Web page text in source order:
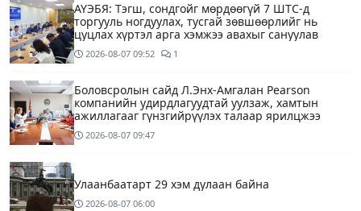
АҮЭБЯ: Тэгш, сондгойг мөрдөөгүй 7 ШТС-д
торгууль ногдуулах, тусгай зөвшөөрлийг нь
цуцлах хүртэл арга хэмжээ авахыг сануулав
2026-08-07 09:52 1
Боловсролын сайд Л.Энх-Амгалан Pearson
компанийн удирдлагуудтай уулзаж, хамтын
ажиллагааг гүнзгийрүүлэх талаар ярилцжээ
2026-08-07 09:47
Улаанбаатарт 29 хэм дулаан байна
2026-08-07 06:00